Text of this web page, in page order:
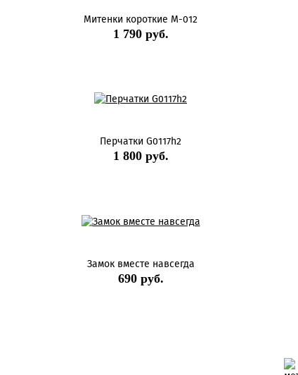
Митенки короткие М-012
1 790 руб.
Перчатки G0117h2
1 800 руб.
Замок вместе навсегда
690 руб.